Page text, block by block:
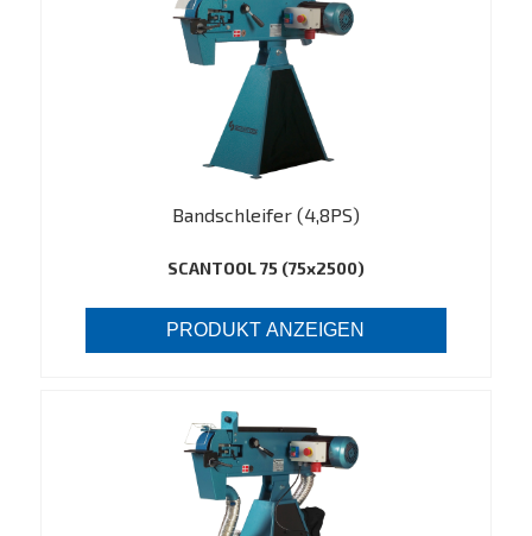
Bandschleifer (4,8PS)
SCANTOOL 75 (75x2500)
PRODUKT ANZEIGEN